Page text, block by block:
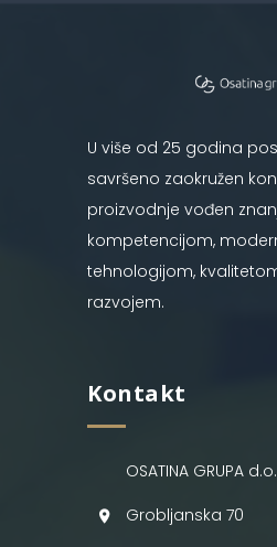
U više od 25 godina
savršeno zaokružen
proizvodnje vođen
kompetencijom,
tehnologijom,
razvojem.
Kontakt
OSATINA GRUPA
Grobljanska 70